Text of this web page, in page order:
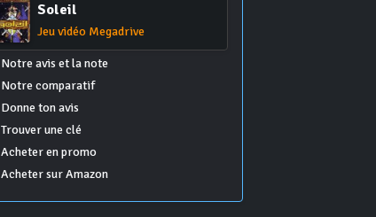
Soleil
Jeu vidéo Megadrive
Notre avis et la note
Notre comparatif
Donne ton avis
Trouver une clé
Acheter en promo
Acheter sur Amazon